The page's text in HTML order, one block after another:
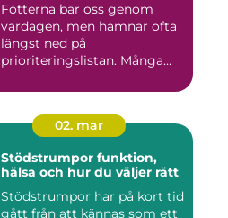
Fötterna bär oss genom
vardagen, men hamnar ofta
längst ned på
prioriteringslistan. Många
02. mar
Stödstrumpor funktion,
hälsa och hur du väljer rätt
Stödstrumpor har på kort tid
gått från att kännas som ett